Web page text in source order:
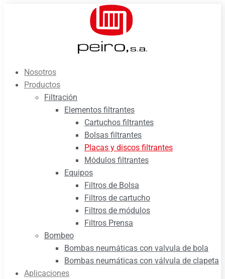
Nosotros
Productos
Filtración
Elementos filtrantes
Cartuchos filtrantes
Bolsas filtrantes
Placas y discos filtrantes
Módulos filtrantes
Equipos
Filtros de Bolsa
Filtros de cartucho
Filtros de módulos
Filtros Prensa
Bombeo
Bombas neumáticas con valvula de bola
Bombas neumáticas con válvula de clapeta
Aplicaciones